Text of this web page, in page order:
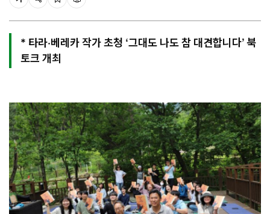
* 타라·베레카 작가 초청 ‘그대도 나도 참 대견합니다’ 북
토크 개최